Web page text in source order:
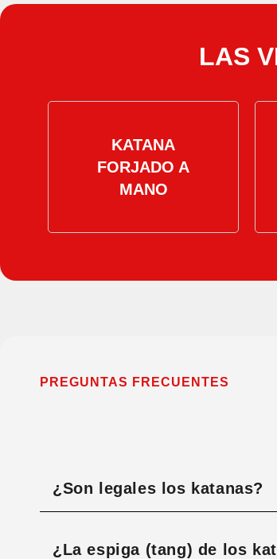
LAS
KATANA
FORJADO A
MANO
PREGUNTAS FRECUENTES
¿Son legales los katanas?
¿La espiga (tang) de los